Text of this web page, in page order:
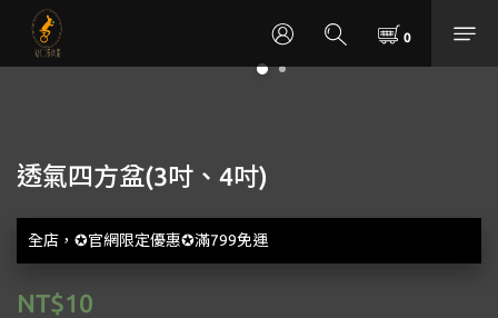
透氣四方盆(3吋、4吋)
全店，✪官網限定優惠✪滿799免運
NT$10